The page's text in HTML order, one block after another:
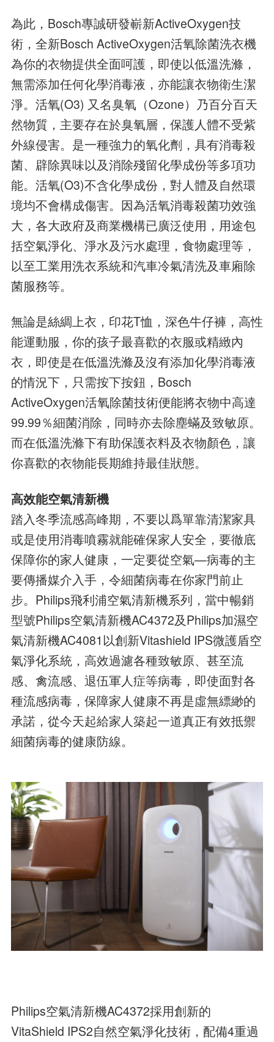
為此，Bosch專誠研發嶄新ActiveOxygen技
術，全新Bosch ActiveOxygen活氧除菌洗衣機
為你的衣物提供全面呵護，即使以低溫洗滌，
無需添加任何化學消毒液，亦能讓衣物衛生潔
淨。活氧(O3) 又名臭氧（Ozone）乃百分百天
然物質，主要存在於臭氧層，保護人體不受紫
外線侵害。是一種強力的氧化劑，具有消毒殺
菌、辟除異味以及消除殘留化學成份等多項功
能。活氧(O3)不含化學成份，對人體及自然環
境均不會構成傷害。因為活氧消毒殺菌功效強
大，各大政府及商業機構已廣泛使用，用途包
括空氣淨化、淨水及污水處理，食物處理等，
以至工業用洗衣系統和汽車冷氣清洗及車廂除
菌服務等。
無論是絲綢上衣，印花T恤，深色牛仔褲，高性
能運動服，你的孩子最喜歡的衣服或精緻內
衣，即使是在低溫洗滌及沒有添加化學消毒液
的情況下，只需按下按鈕，Bosch
ActiveOxygen活氧除菌技術便能將衣物中高達
99.99％細菌消除，同時亦去除塵蟎及致敏原。
而在低溫洗滌下有助保護衣料及衣物顏色，讓
你喜歡的衣物能長期維持最佳狀態。
高效能空氣清新機
踏入冬季流感高峰期，不要以爲單靠清潔家具
或是使用消毒噴霧就能確保家人安全，要徹底
保障你的家人健康，一定要從空氣—病毒的主
要傳播媒介入手，令細菌病毒在你家門前止
步。Philips飛利浦空氣清新機系列，當中暢銷
型號Philips空氣清新機AC4372及Philips加濕空
氣清新機AC4081以創新Vitashield IPS微護盾空
氣淨化系統，高效過濾各種致敏原、甚至流
感、禽流感、退伍軍人症等病毒，即使面對各
種流感病毒，保障家人健康不再是虛無縹緲的
承諾，從今天起給家人築起一道真正有效抵禦
細菌病毒的健康防線。
Philips空氣清新機AC4372採用創新的
VitaShield IPS2自然空氣淨化技術，配備4重過